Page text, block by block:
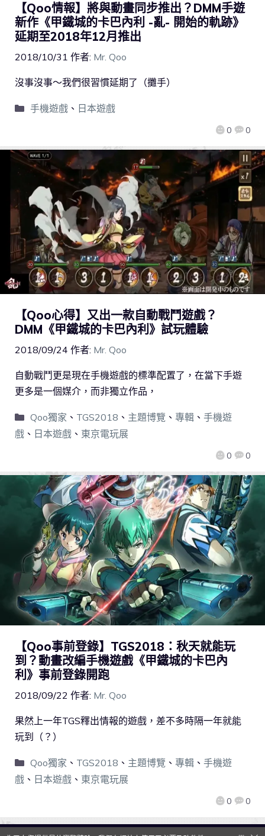
【Qoo情報】將與動畫同步推出？DMM手遊
新作《甲鐵城的卡巴內利 -亂- 開始的軌跡》
延期至2018年12月推出
2018/10/31 作者: Mr. Qoo
0 0
沒事沒事～我們很習慣延期了（攤手）
手機遊戲、 日本遊戲
【Qoo心得】又出一款自動戰鬥遊戲？
DMM《甲鐵城的卡巴內利》試玩體驗
2018/09/24 作者: Mr. Qoo
0 0
自動戰鬥更是現在手機遊戲的標準配置了，在當下手遊
更多是一個媒介，而非獨立作品，
Qoo獨家 、 TGS2018 、 主題博覽 、 專輯、 手機遊
戲 、 日本遊戲 、 東京電玩展
【Qoo事前登錄】TGS2018：秋天就能玩
到？動畫改編手機遊戲《甲鐵城的卡巴內
利》事前登錄開跑
2018/09/22 作者: Mr. Qoo
0 0
果然上一年TGS釋出情報的遊戲，差不多時隔一年就能
玩到（？）
Qoo獨家 、 TGS2018 、 主題博覽 、 專輯、 手機遊
戲 、 日本遊戲 、 東京電玩展